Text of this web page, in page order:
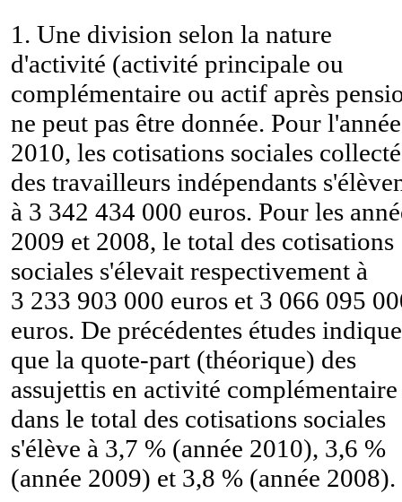
1. Une division selon la nature
d'activité (activité principale ou
complémentaire ou actif après
ne peut pas être donnée. Pour l'année
2010, les cotisations sociales
des travailleurs indépendants
à 3 342 434 000 euros. Pour les
2009 et 2008, le total des cotisations
sociales s'élevait respectivement à
3 233 903 000 euros et 3 066 095
euros. De précédentes études
que la quote-part (théorique) des
assujettis en activité complémentaire
dans le total des cotisations sociales
s'élève à 3,7 % (année 2010), 3,6 %
(année 2009) et 3,8 % (année 2008).